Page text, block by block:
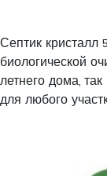
Септик кристалл
биологической
летнего дома,
для любого